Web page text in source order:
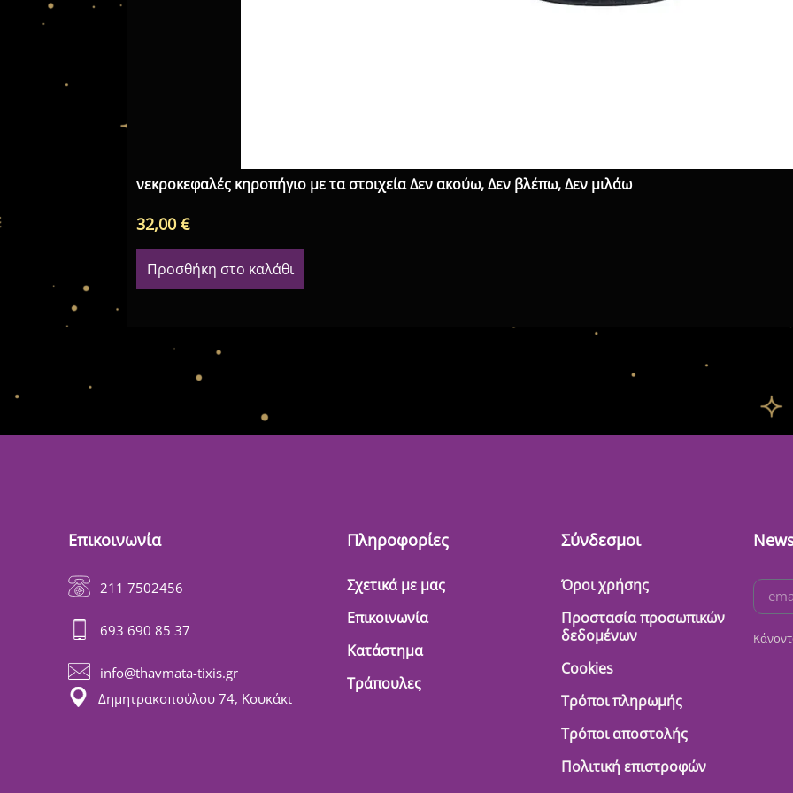
νεκροκεφαλές κηροπήγιο με τα στοιχεία Δεν ακούω, Δεν βλέπω, Δεν μιλάω
32,00€
Προσθήκη στο καλάθι
Επικοινωνία
211 7502456
693 690 85 37
info@thavmata-tixis.gr
Δημητρακοπούλου 74, Κουκάκι
Πληροφορίες
Σχετικά με μας
Επικοινωνία
Κατάστημα
Τράπουλες
Σύνδεσμοι
Όροι χρήσης
Προστασία προσωπικών
δεδομένων
Cookies
Τρόποι πληρωμής
Τρόποι αποστολής
Πολιτική επιστροφών